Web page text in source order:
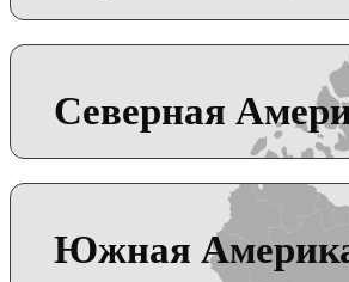
Северная
Южная